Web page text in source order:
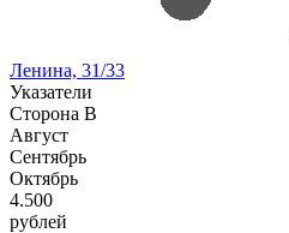
Ленина, 31/33
Указатели
Сторона В
Август
Сентябрь
Октябрь
4.500
рублей